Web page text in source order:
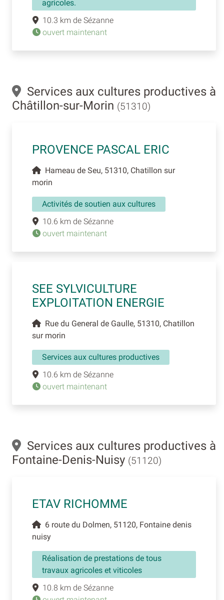
agricoles.
10.3 km de Sézanne
ouvert maintenant
Services aux cultures productives à
Châtillon-sur-Morin (51310)
PROVENCE PASCAL ERIC
Hameau de Seu, 51310, Chatillon sur
morin
Activités de soutien aux cultures
10.6 km de Sézanne
ouvert maintenant
SEE SYLVICULTURE
EXPLOITATION ENERGIE
Rue du General de Gaulle, 51310, Chatillon
sur morin
Services aux cultures productives
10.6 km de Sézanne
ouvert maintenant
Services aux cultures productives à
Fontaine-Denis-Nuisy (51120)
ETAV RICHOMME
6 route du Dolmen, 51120, Fontaine denis
nuisy
Réalisation de prestations de tous
travaux agricoles et viticoles
10.8 km de Sézanne